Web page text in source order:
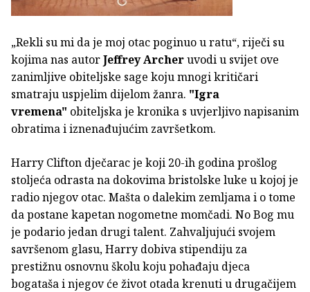
„Rekli su mi da je moj otac poginuo u ratu“, riječi su
kojima nas autorJeffrey Archeruvodi u svijet ove
zanimljive obiteljske sage koju mnogi kritičari
smatraju uspjelim dijelom žanra. "Igra
vremena" obiteljska je kronika s uvjerljivo napisanim
obratima i iznenađujućim završetkom.
Harry Clifton dječarac je koji 20-ih godina prošlog
stoljeća odrasta na dokovima bristolske luke u kojoj je
radio njegov otac. Mašta o dalekim zemljama i o tome
da postane kapetan nogometne momčadi. No Bog mu
je podario jedan drugi talent. Zahvaljujući svojem
savršenom glasu, Harry dobiva stipendiju za
prestižnu osnovnu školu koju pohađaju djeca
bogataša i njegov će život otada krenuti u drugačijem